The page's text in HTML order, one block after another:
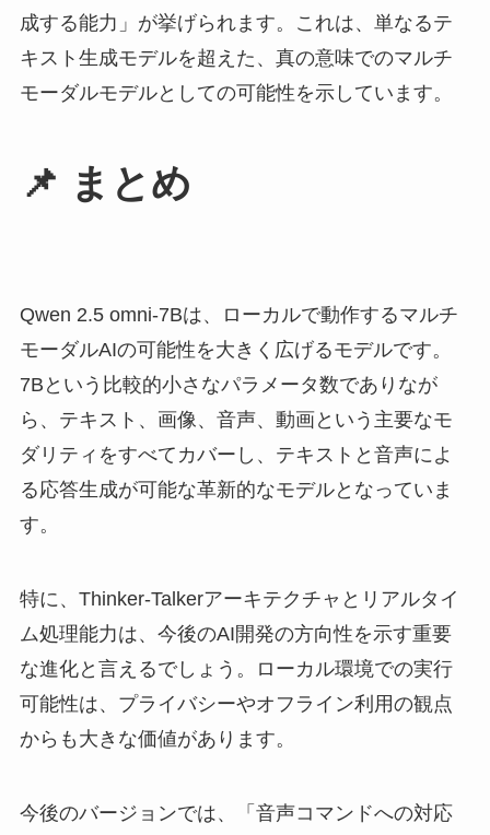
成する能力」が挙げられます。これは、単なるテ
キスト生成モデルを超えた、真の意味でのマルチ
モーダルモデルとしての可能性を示しています。
📌 まとめ
Qwen 2.5 omni-7Bは、ローカルで動作するマルチ
モーダルAIの可能性を大きく広げるモデルです。
7Bという比較的小さなパラメータ数でありなが
ら、テキスト、画像、音声、動画という主要なモ
ダリティをすべてカバーし、テキストと音声によ
る応答生成が可能な革新的なモデルとなっていま
す。
特に、Thinker-Talkerアーキテクチャとリアルタイ
ム処理能力は、今後のAI開発の方向性を示す重要
な進化と言えるでしょう。ローカル環境での実行
可能性は、プライバシーやオフライン利用の観点
からも大きな価値があります。
今後のバージョンでは、「音声コマンドへの対応